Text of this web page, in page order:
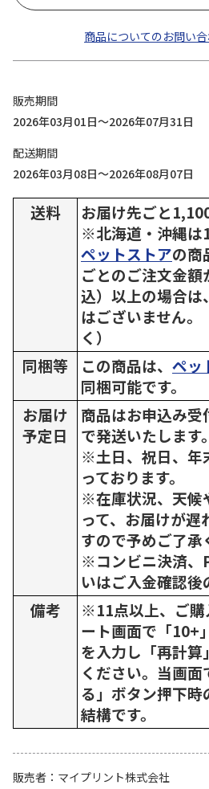
商品についてのお問い
販売期間
2026年03月01日～2026年07月31日
配送期間
2026年03月08日～2026年08月07日
送料
お届け先ごと
※北海道・沖縄は
ペットストアの商
ごとのご注文金
込）以上の場合は
はございません。
く）
同梱等
この商品は、 ペッ
同梱可能です。
お届け
予定日
商品はお申込み
で発送いたします。
※土日、祝日、年
っております。
※在庫状況、天候
って、お届けが遅
すので予めご了承
※コンビニ決済、
いはご入金確認後
備考
※11点以上、ご購
ート画面で「10+
を入力し「再計算
ください。当画
る」ボタン押下
結構です。
販売者
マイプリント株式会社